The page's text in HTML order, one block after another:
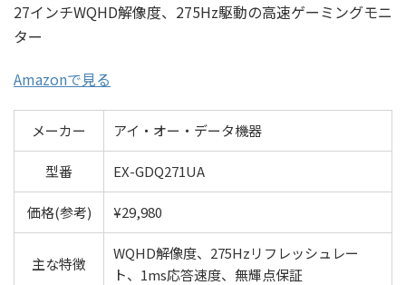
27インチWQHD解像度、275Hz駆動の高速ゲーミングモニ
ター
Amazonで見る
メーカー アイ・オー・データ機器
型番 EX-GDQ271UA
価格(参考) ¥29,980
主な特徴
WQHD解像度、275Hzリフレッシュレー
ト、1ms応答速度、無輝点保証